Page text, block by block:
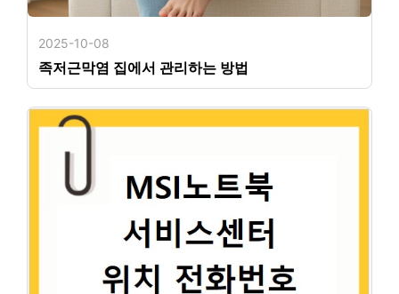
2025-10-08
족저근막염 집에서 관리하는 방법